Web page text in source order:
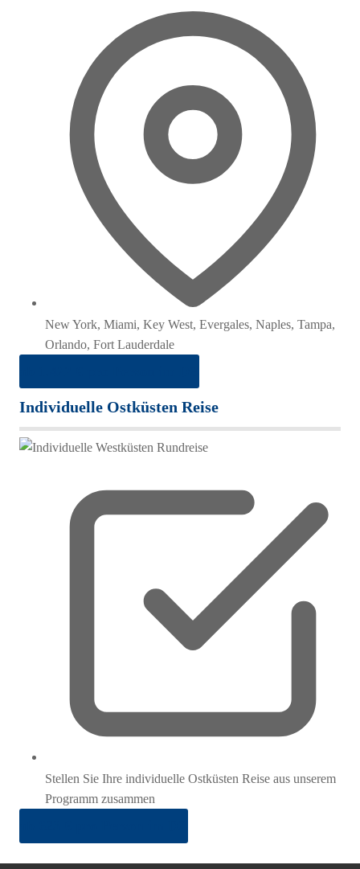
New York, Miami, Key West, Evergales, Naples, Tampa,
Orlando, Fort Lauderdale
Individuelle Ostküsten Reise
Stellen Sie Ihre individuelle Ostküsten Reise aus unserem
Programm zusammen